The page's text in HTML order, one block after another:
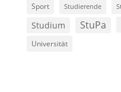
Sport Studierende
Studium StuPa
Universität